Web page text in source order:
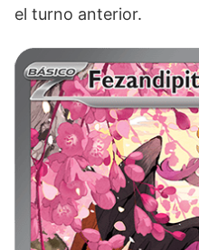
el turno anterior.